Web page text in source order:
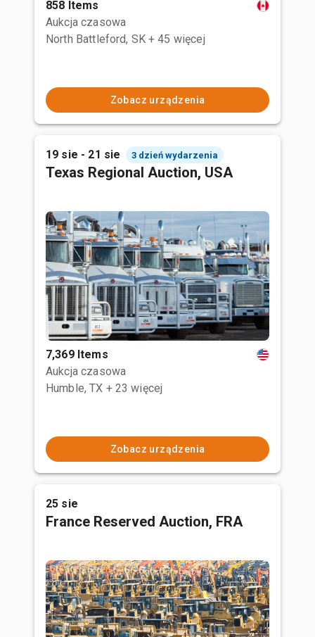
858 Items
Aukcja czasowa
North Battleford, SK + 45 więcej
Zobacz urządzenia
19 sie - 21 sie 3 dzień wydarzenia
Texas Regional Auction, USA
7,369 Items
Aukcja czasowa
Humble, TX + 23 więcej
Zobacz urządzenia
25 sie
France Reserved Auction, FRA